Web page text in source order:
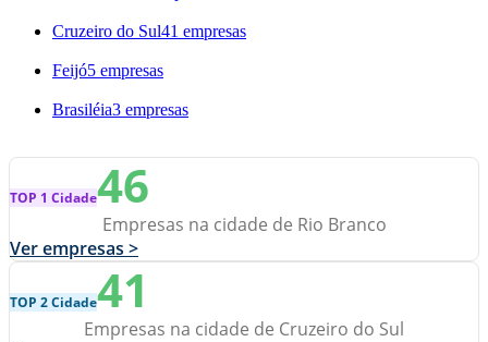
Cruzeiro do Sul41 empresas
Feijó5 empresas
Brasiléia3 empresas
TOP 1 Cidade46
Empresas na cidade de Rio Branco
Ver empresas >
TOP 2 Cidade41
Empresas na cidade de Cruzeiro do Sul